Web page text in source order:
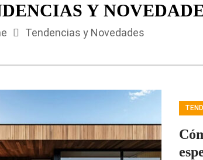
Y
Tendencias y Novedades